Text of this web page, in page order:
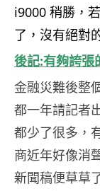
i9000 稍勝，
了，沒有絕對
後記:有夠誇張
金融災難後整
都一年請記者
都少了很多，
商近年好像消
新聞稿便草草